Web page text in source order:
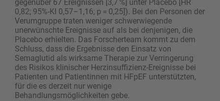
gegenüber 67 Ereignissen [3,7 %] unter Placebo [HR
0,82; 95%-KI 0,57–1,16; p = 0,25]). Bei den Personen der
Verumgruppe traten weniger schwerwiegende
unerwünschte Ereignisse auf als bei denjenigen, die
Placebo erhielten. Das Forscherteam kommt zu dem
Schluss, dass die Ergebnisse den Einsatz von
Semaglutid als wirksame Therapie zur Verringerung
des Risikos klinischer Herzinsuffizienz-Ereignisse bei
Patienten und Patientinnen mit HFpEF unterstützten,
für die es derzeit nur wenige
Behandlungsmöglichkeiten gebe.